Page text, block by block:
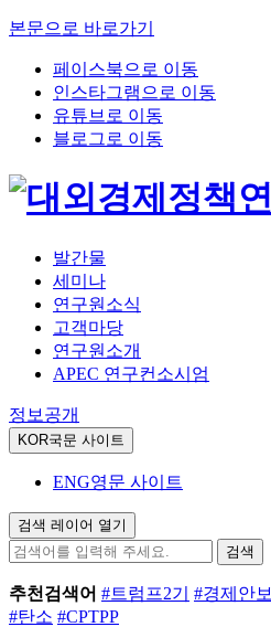
본문으로 바로가기
페이스북으로 이동
인스타그램으로 이동
유튜브로 이동
블로그로 이동
발간물
세미나
연구원소식
고객마당
연구원소개
APEC 연구컨소시엄
정보공개
KOR국문 사이트
ENG영문 사이트
검색 레이어 열기
검색
추천검색어 #트럼프2기 #경제안보
#탄소 #CPTPP